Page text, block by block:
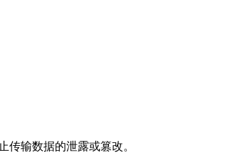
传输数据的泄露或篡改。